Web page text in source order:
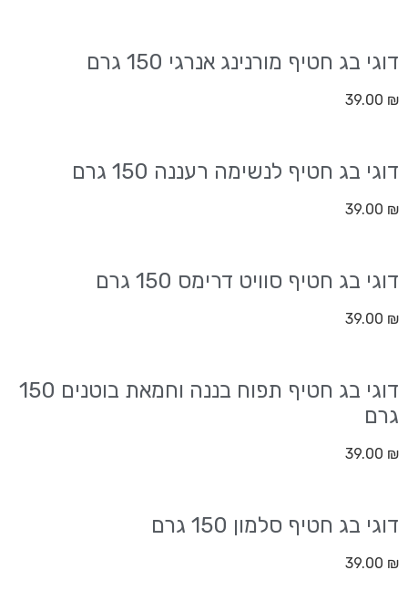
דוגי בג חטיף מורנינג אנרגי 150 גרם
39.00 ₪
דוגי בג חטיף לנשימה רעננה 150 גרם
39.00 ₪
דוגי בג חטיף סוויט דרימס 150 גרם
39.00 ₪
דוגי בג חטיף תפוח בננה וחמאת בוטנים 150
גרם
39.00 ₪
דוגי בג חטיף סלמון 150 גרם
39.00 ₪